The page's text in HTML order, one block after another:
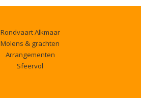
Rondvaart Alkmaar
Molens & grachten
Arrangementen
Sfeervol